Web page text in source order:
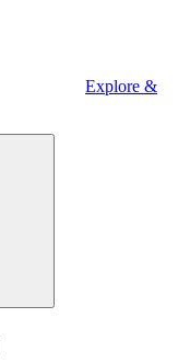
Explore &